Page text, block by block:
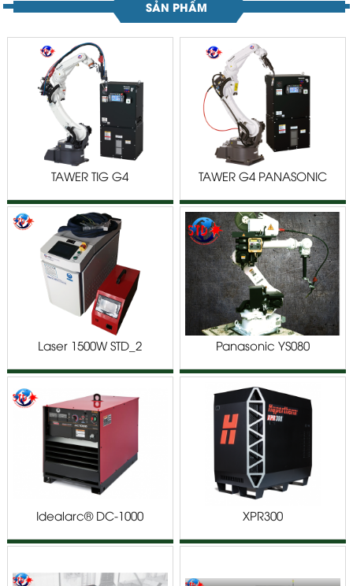
SẢN PHẨM
TAWER TIG G4
TAWER G4 PANASONIC
Laser 1500W STD_2 Panasonic YS080
Idealarc® DC-1000 XPR300